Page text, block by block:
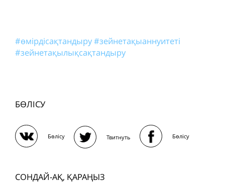
#өмірдісақтандыру#зейнетақыаннуитеті
#зейнетақылықсақтандыру
БӨЛІСУ
Бөлісу Твитнуть Бөлісу
СОНДАЙ-АҚ, ҚАРАҢЫЗ